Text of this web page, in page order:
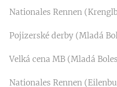
Nationales Rennen
Pojizerské derby (Mladá
Velká cena MB (Mladá
Nationales Rennen